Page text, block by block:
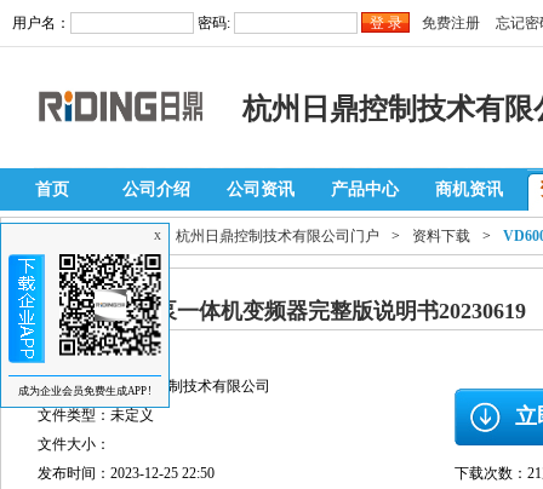
用户名： 密码: 免费注册 忘记密
杭州日鼎控制技术有限
首页 公司介绍 公司资讯 产品中心 商机资讯
> 杭州日鼎控制技术有限公司门户 > 资料下载 >
VD600系列水泵一体机变频器完整版说明书20230619
软件分类：说明书
提供者：杭州日鼎控制技术有限公司
文件类型：未定义
文件大小：
发布时间：2023-12-25 22:50
立
下载次数：
X
成为企业会员免费生成APP!